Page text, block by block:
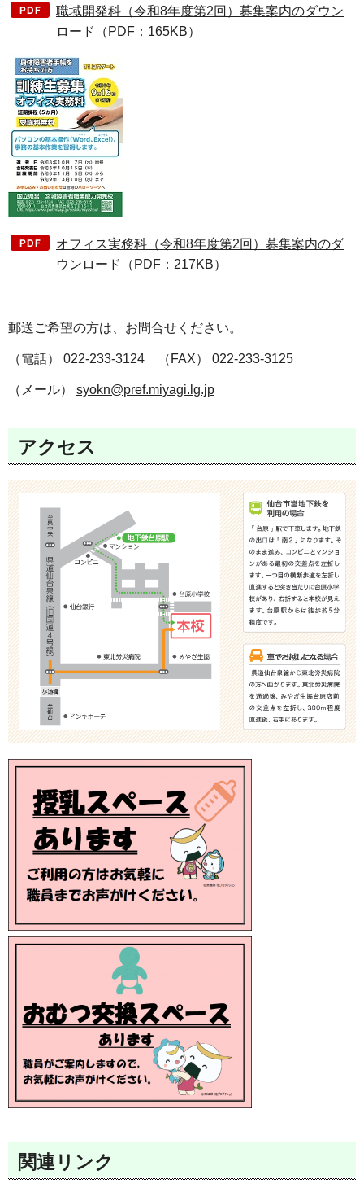
職域開発科（令和8年度第2回）募集案内のダウン
ロード（PDF：165KB）
オフィス実務科（令和8年度第2回）募集案内のダ
ウンロード（PDF：217KB）
郵送ご希望の方は、お問合せください。
（電話） 022-233-3124 （FAX） 022-233-3125
（メール） syokn@pref.miyagi.lg.jp
アクセス
関連リンク